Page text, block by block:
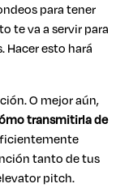
para tener
te va a servir para
esto hará
O mejor aún,
transmitirla de
tanto de tus
pitch.